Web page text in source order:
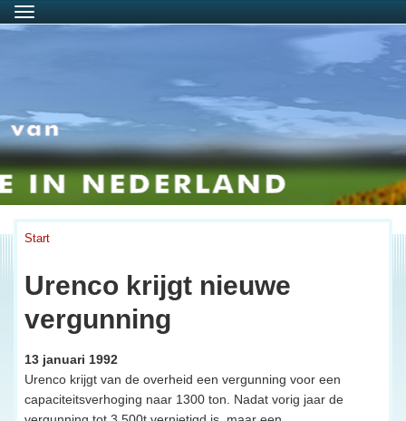
Menu
Start
Urenco krijgt nieuwe
vergunning
13 januari 1992
Urenco krijgt van de overheid een vergunning voor een
capaciteitsverhoging naar 1300 ton. Nadat vorig jaar de